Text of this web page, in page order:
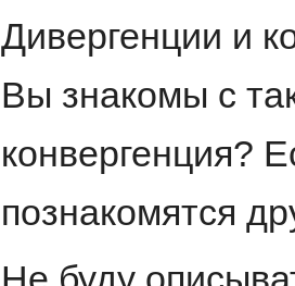
Дивергенции и
Вы знакомы с
конвергенция?
познакомятся